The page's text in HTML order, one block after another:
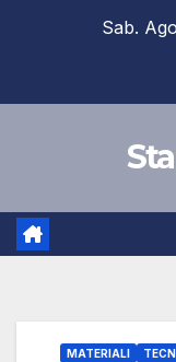
Sab.
MATERIALI